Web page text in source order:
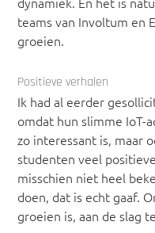
teams van Involtum en
groeien.
Positieve verhalen
Ik had al eerder
omdat hun slimme IoT-
zo interessant is, maar
studenten veel
misschien niet heel
doen, dat is echt gaaf.
groeien is, aan de slag